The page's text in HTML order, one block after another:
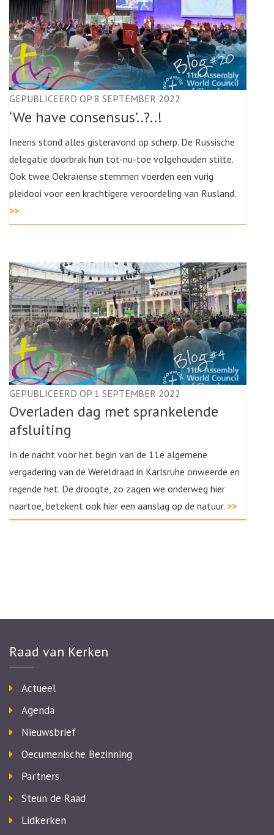
GEPUBLICEERD OP 8 SEPTEMBER 2022
‘We have consensus’..?..!
Ineens stond alles gisteravond op scherp. De Russische
delegatie doorbrak hun tot-nu-toe volgehouden stilte.
Ook twee Oekraïense stemmen voerden een vurig
pleidooi voor een krachtigere veroordeling van Rusland.
>>
GEPUBLICEERD OP 1 SEPTEMBER 2022
Overladen dag met sprankelende
afsluiting
In de nacht voor het begin van de 11e algemene
vergadering van de Wereldraad in Karlsruhe onweerde en
regende het. De droogte, zo zagen we onderweg hier
naartoe, betekent ook hier een aanslag op de natuur. >>
Raad van Kerken
Actueel
Agenda
Nieuwsbrief
Oecumenische Bezinning
Partners
Steun de Raad
Lidkerken